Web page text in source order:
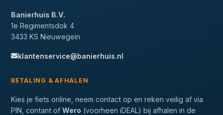
Banierhuis B.V.
1e Regimentsdok 4
3433 KS Nieuwegein
klantenservice@banierhuis.nl
BETALING & AFHALEN
Kies je fiets online, neem contact op en reken veilig af via
PIN, contant of Wero (voorheen iDEAL) bij afhalen in de